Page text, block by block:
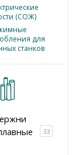
(СОЖ)
для
станков
33